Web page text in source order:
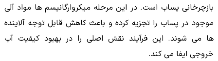
بازچرخانی پساب است. در این مرحله میکروارگانیسم ها مواد آلی
موجود در پساب را تجزیه کرده و باعث کاهش قابل توجه آلاینده
ها می شوند. این فرآیند نقش اصلی را در بهبود کیفیت آب
خروجی ایفا می کند.